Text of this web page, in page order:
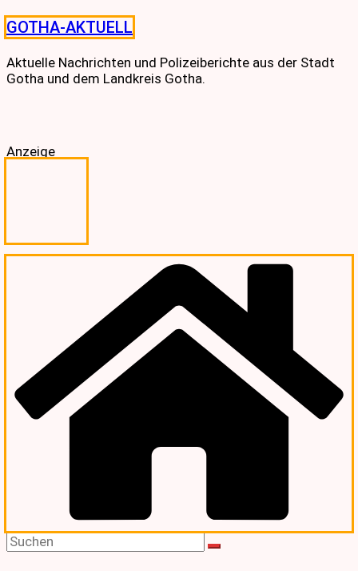
Skip
to
content
GOTHA-AKTUELL
Aktuelle Nachrichten und Polizeiberichte aus der Stadt
Gotha und dem Landkreis Gotha.
Anzeige